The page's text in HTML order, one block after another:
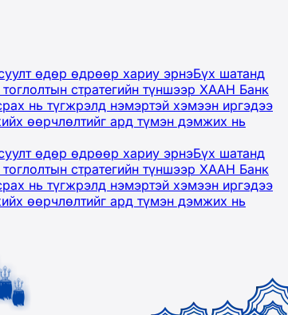
өдөр өдрөөр хариу эрнэБүх шатанд
тоглолтын стратегийн түншээр ХААН Банк
нь түгжрэлд нэмэртэй хэмээн иргэдээ
өөрчлөлтийг ард түмэн дэмжих нь
өдөр өдрөөр хариу эрнэБүх шатанд
тоглолтын стратегийн түншээр ХААН Банк
нь түгжрэлд нэмэртэй хэмээн иргэдээ
өөрчлөлтийг ард түмэн дэмжих нь